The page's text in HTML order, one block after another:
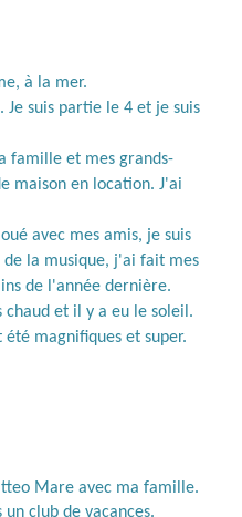
à la mer.
Je suis partie le 4 et je suis
famille et mes grands-
maison en location. J'ai
avec mes amis, je suis
la musique, j'ai fait mes
de l'année dernière.
et il y a eu le soleil.
magnifiques et super.
Mare avec ma famille.
un club de vacances.